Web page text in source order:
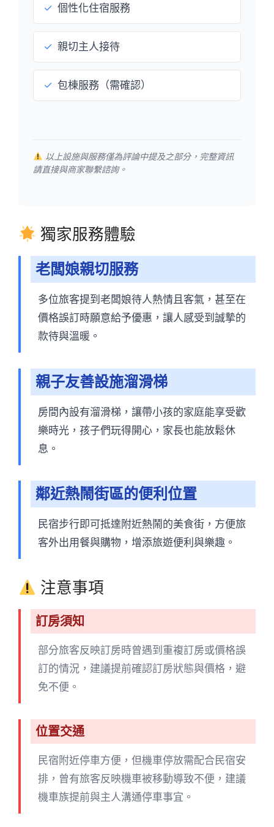
✓ 個性化住宿服務
✓ 親切主人接待
✓ 包棟服務（需確認）
以上設施與服務僅為評論中提及之部分，完整資訊
請直接與商家聯繫諮詢。
獨家服務體驗
老闆娘親切服務
多位旅客提到老闆娘待人熱情且客氣，甚至在
價格誤訂時願意給予優惠，讓人感受到誠摯的
款待與溫暖。
親子友善設施溜滑梯
房間內設有溜滑梯，讓帶小孩的家庭能享受歡
樂時光，孩子們玩得開心，家長也能放鬆休
息。
鄰近熱鬧街區的便利位置
民宿步行即可抵達附近熱鬧的美食街，方便旅
客外出用餐與購物，增添旅遊便利與樂趣。
注意事項
訂房須知
部分旅客反映訂房時曾遇到重複訂房或價格誤
訂的情況，建議提前確認訂房狀態與價格，避
免不便。
位置交通
民宿附近停車方便，但機車停放需配合民宿安
排，曾有旅客反映機車被移動導致不便，建議
機車族提前與主人溝通停車事宜。